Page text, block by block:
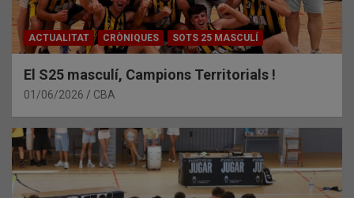
ACTUALITAT CRÒNIQUES SOTS 25 MASCULÍ
El S25 masculí, Campions Territorials !
01/06/2026 CBA